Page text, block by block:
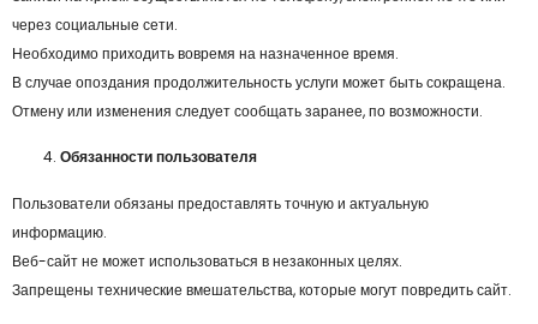
через социальные сети.
Необходимо приходить вовремя на назначенное время.
В случае опоздания продолжительность услуги может быть сокращена.
Отмену или изменения следует сообщать заранее, по возможности.
Обязанности пользователя
Пользователи обязаны предоставлять точную и актуальную
информацию.
Веб-сайт не может использоваться в незаконных целях.
Запрещены технические вмешательства, которые могут повредить сайт.